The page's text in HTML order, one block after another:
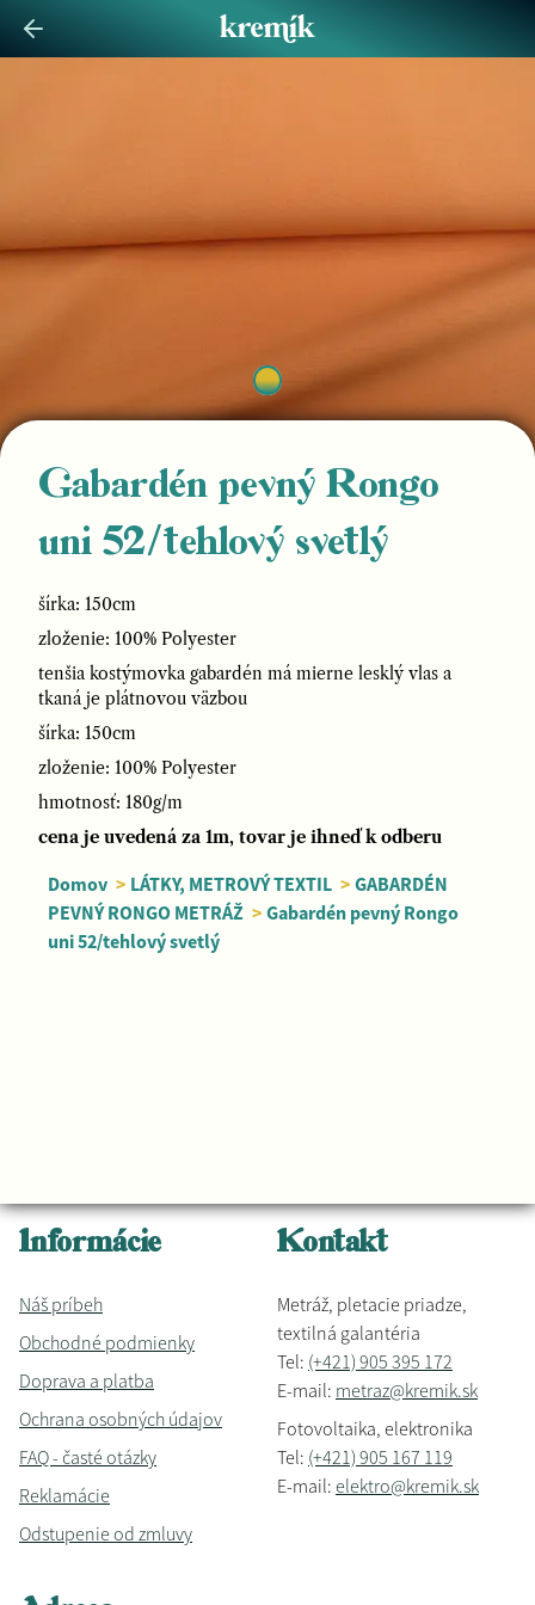
Gabardén pevný Rongo
uni 52/tehlový svetlý
šírka: 150cm
zloženie: 100% Polyester
tenšia kostýmovka gabardén má mierne lesklý vlas a
tkaná je plátnovou väzbou
šírka: 150cm
zloženie: 100% Polyester
hmotnosť: 180g/m
cena je uvedená za 1m, tovar je ihneď k odberu
Domov > LÁTKY, METROVÝ TEXTIL > GABARDÉN
PEVNÝ RONGO METRÁŽ > Gabardén pevný Rongo
uni 52/tehlový svetlý
Informácie
Náš príbeh
Obchodné podmienky
Doprava a platba
Ochrana osobných údajov
FAQ - časté otázky
Reklamácie
Odstupenie od zmluvy
Kontakt
Metráž, pletacie priadze,
textilná galantéria
Tel: (+421) 905 395 172
E-mail: metraz@kremik.sk
Fotovoltaika, elektronika
Tel: (+421) 905 167 119
E-mail: elektro@kremik.sk